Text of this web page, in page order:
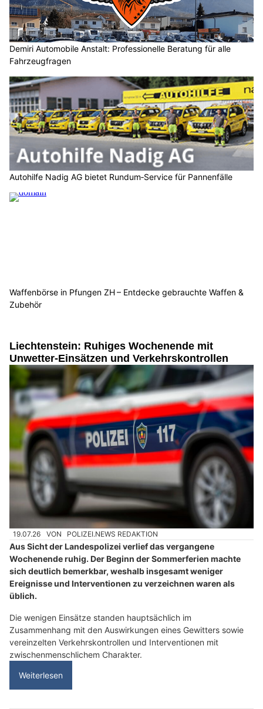
Demiri Automobile Anstalt: Professionelle Beratung für alle
Fahrzeugfragen
Autohilfe Nadig AG bietet Rundum‑Service für Pannenfälle
Waffenbörse in Pfungen ZH – Entdecke gebrauchte Waffen &
Zubehör
Liechtenstein: Ruhiges Wochenende mit
Unwetter-Einsätzen und Verkehrskontrollen
19.07.26 VON POLIZEI.NEWS REDAKTION
Aus Sicht der Landespolizei verlief das vergangene
Wochenende ruhig. Der Beginn der Sommerferien machte
sich deutlich bemerkbar, weshalb insgesamt weniger
Ereignisse und Interventionen zu verzeichnen waren als
üblich.
Die wenigen Einsätze standen hauptsächlich im
Zusammenhang mit den Auswirkungen eines Gewitters sowie
vereinzelten Verkehrskontrollen und Interventionen mit
zwischenmenschlichem Charakter.
Weiterlesen